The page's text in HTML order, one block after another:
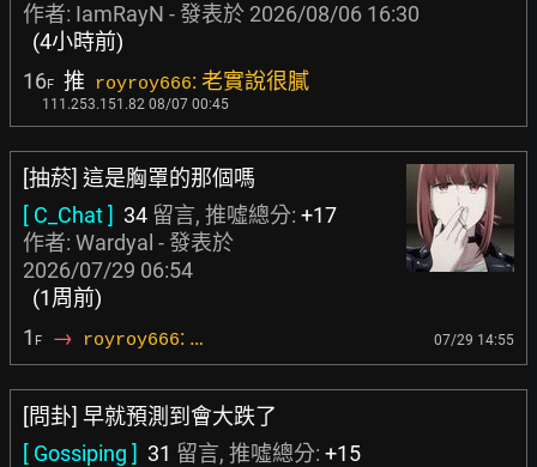
作者: IamRayN - 發表於 2026/08/06 16:30
(4小時前)
16F 推 royroy666: 老實說很膩
111.253.151.82 08/07 00:45
[抽菸] 這是胸罩的那個嗎
[ C_Chat ] 34 留言, 推噓總分: +17
作者: Wardyal - 發表於
2026/07/29 06:54
(1周前)
1 F → royroy666: … 07/29 14:55
[問卦] 早就預測到會大跌了
[ Gossiping ] 31 留言, 推噓總分: +15